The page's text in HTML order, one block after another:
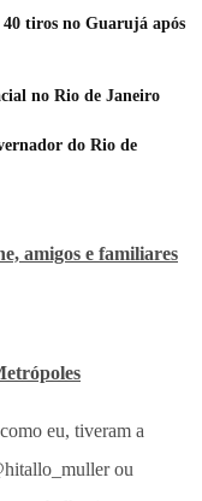
tiros no Guarujá após
no Rio de Janeiro
do Rio de
amigos e familiares
eu, tiveram a
ou